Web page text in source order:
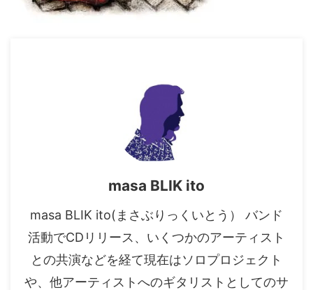
masa BLIK ito
masa BLIK ito(まさぶりっくいとう） バンド
活動でCDリリース、いくつかのアーティスト
との共演などを経て現在はソロプロジェクト
や、他アーティストへのギタリストとしてのサ